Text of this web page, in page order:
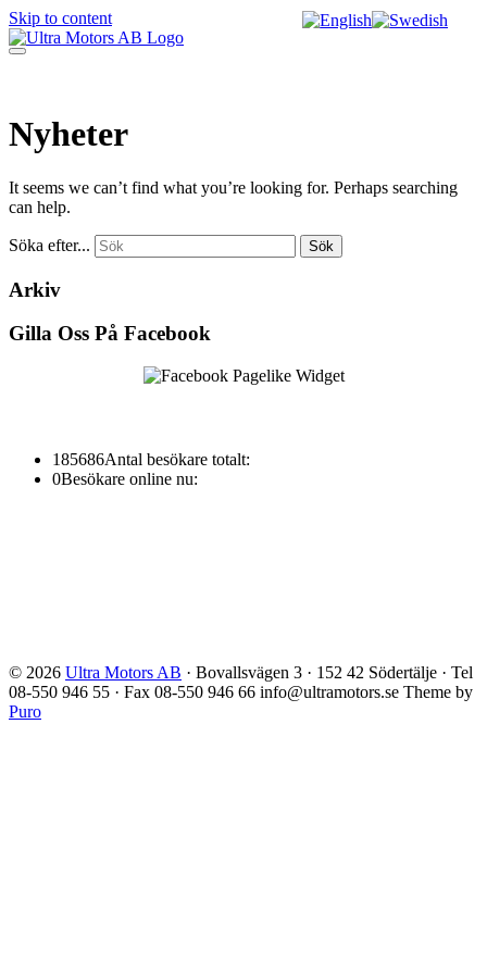
Skip to content
Nyheter
It seems we can’t find what you’re looking for. Perhaps searching
can help.
Söka efter...
Arkiv
Gilla Oss På Facebook
185686Antal besökare totalt:
0Besökare online nu:
© 2026 Ultra Motors AB · Bovallsvägen 3 · 152 42 Södertälje · Tel
08-550 946 55 · Fax 08-550 946 66 info@ultramotors.se Theme by
Puro